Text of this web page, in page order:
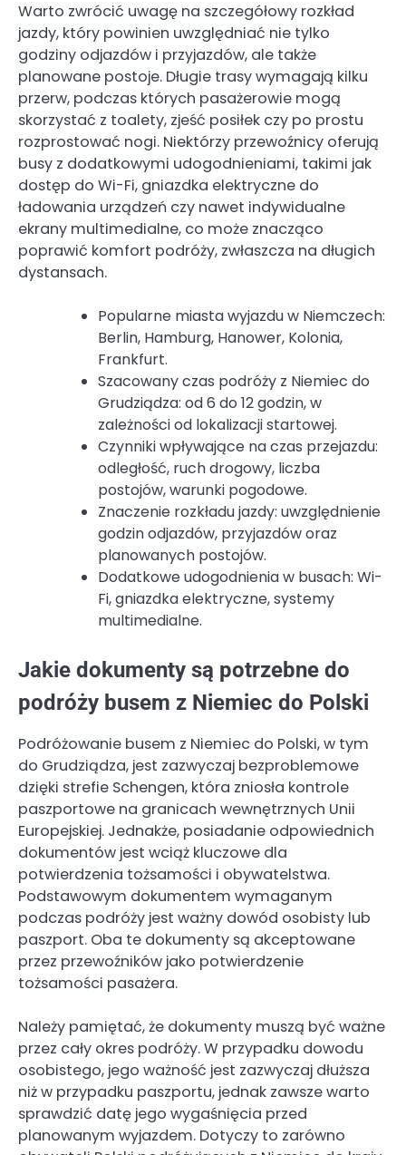
Warto zwrócić uwagę na szczegółowy rozkład
jazdy, który powinien uwzględniać nie tylko
godziny odjazdów i przyjazdów, ale także
planowane postoje. Długie trasy wymagają kilku
przerw, podczas których pasażerowie mogą
skorzystać z toalety, zjeść posiłek czy po prostu
rozprostować nogi. Niektórzy przewoźnicy oferują
busy z dodatkowymi udogodnieniami, takimi jak
dostęp do Wi-Fi, gniazdka elektryczne do
ładowania urządzeń czy nawet indywidualne
ekrany multimedialne, co może znacząco
poprawić komfort podróży, zwłaszcza na długich
dystansach.
Popularne miasta wyjazdu w Niemczech:
Berlin, Hamburg, Hanower, Kolonia,
Frankfurt.
Szacowany czas podróży z Niemiec do
Grudziądza: od 6 do 12 godzin, w
zależności od lokalizacji startowej.
Czynniki wpływające na czas przejazdu:
odległość, ruch drogowy, liczba
postojów, warunki pogodowe.
Znaczenie rozkładu jazdy: uwzględnienie
godzin odjazdów, przyjazdów oraz
planowanych postojów.
Dodatkowe udogodnienia w busach: Wi-
Fi, gniazdka elektryczne, systemy
multimedialne.
Jakie dokumenty są potrzebne do
podróży busem z Niemiec do Polski
Podróżowanie busem z Niemiec do Polski, w tym
do Grudziądza, jest zazwyczaj bezproblemowe
dzięki strefie Schengen, która zniosła kontrole
paszportowe na granicach wewnętrznych Unii
Europejskiej. Jednakże, posiadanie odpowiednich
dokumentów jest wciąż kluczowe dla
potwierdzenia tożsamości i obywatelstwa.
Podstawowym dokumentem wymaganym
podczas podróży jest ważny dowód osobisty lub
paszport. Oba te dokumenty są akceptowane
przez przewoźników jako potwierdzenie
tożsamości pasażera.
Należy pamiętać, że dokumenty muszą być ważne
przez cały okres podróży. W przypadku dowodu
osobistego, jego ważność jest zazwyczaj dłuższa
niż w przypadku paszportu, jednak zawsze warto
sprawdzić datę jego wygaśnięcia przed
planowanym wyjazdem. Dotyczy to zarówno